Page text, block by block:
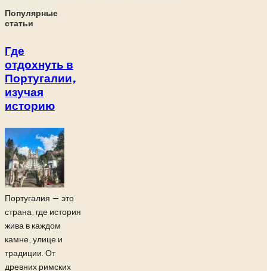
Популярные
статьи
Где
отдохнуть в
Португалии,
изучая
историю
Португалия — это
страна, где история
жива в каждом
камне, улице и
традиции. От
древних римских